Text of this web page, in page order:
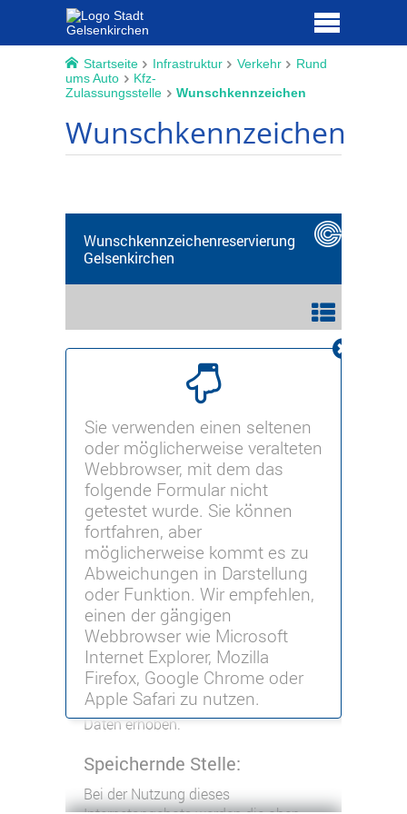
Startseite Infrastruktur Verkehr
Rund
ums Auto
Kfz-
Zulassungsstelle
Wunschkennzeichen
Wunschkennzeichen